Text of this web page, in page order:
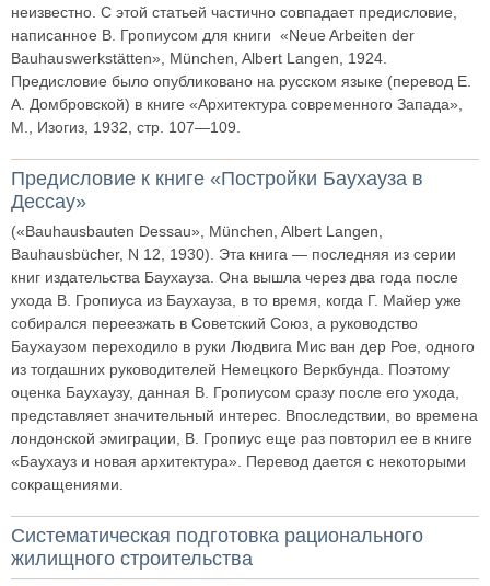
неизвестно. С этой статьей частично совпадает предисловие,
написанное В. Гропиусом для книги «Neue Arbeiten der
Bauhauswerkstätten», München, Albert Langen, 1924.
Предисловие было опубликовано на русском языке (перевод Е.
А. Домбровской) в книге «Архитектура современного Запада»,
М., Изогиз, 1932, стр. 107—109.
Предисловие к книге «Постройки Баухауза в
Дессау»
(«Bauhausbauten Dessau», München, Albert Langen,
Bauhausbücher, N 12, 1930). Эта книга — последняя из серии
книг издательства Баухауза. Она вышла через два года после
ухода В. Гропиуса из Баухауза, в то время, когда Г. Майер уже
собирался переезжать в Советский Союз, а руководство
Баухаузом переходило в руки Людвига Мис ван дер Рое, одного
из тогдашних руководителей Немецкого Веркбунда. Поэтому
оценка Баухаузу, данная В. Гропиусом сразу после его ухода,
представляет значительный интерес. Впоследствии, во времена
лондонской эмиграции, В. Гропиус еще раз повторил ее в книге
«Баухауз и новая архитектура». Перевод дается с некоторыми
сокращениями.
Систематическая подготовка рационального
жилищного строительства